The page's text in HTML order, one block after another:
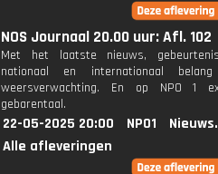
NOS Journaal 20.00 uur: Afl. 102
Met het laatste nieuws,
nationaal en internationaal
weersverwachting. En op NPO 1
gebarentaal.
22-05-2025 20:00 NPO1
Alle afleveringen